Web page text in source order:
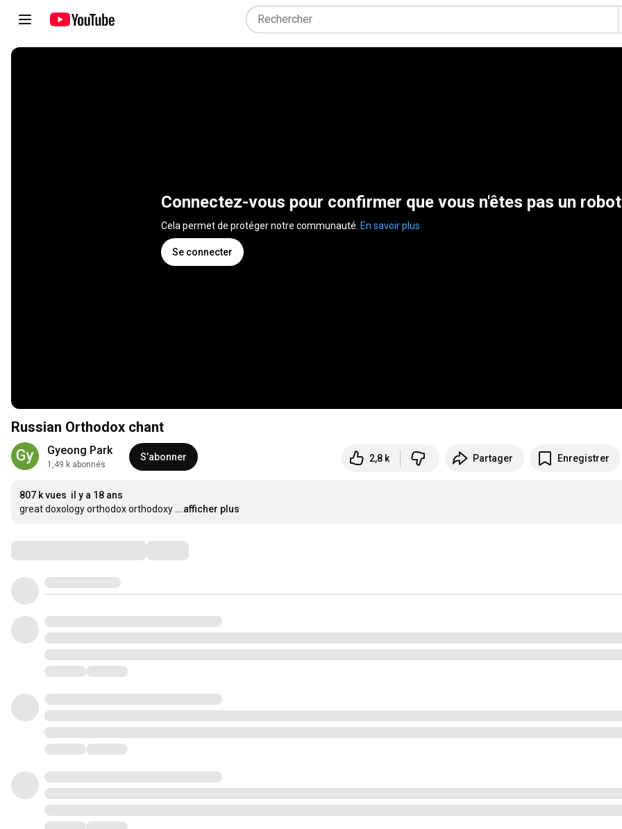
Connectez-vous pour confirmer que vous n'êtes pas un robot
Cela permet de protéger notre communauté. En savoir plus
Se connecter
Russian Orthodox chant
Gyeong Park
1,49 k abonnés
S’abonner 2,8 k Partager Enregistrer
807 k vues il y a 18 ans
great doxology orthodox orthodoxy ...afficher plus